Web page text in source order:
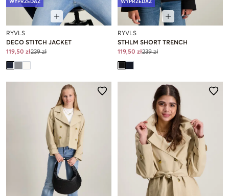
WYPRZEDAŻ
RYVLS
DECO STITCH JACKET
119,50 zł239 zł
WYPRZEDAŻ
RYVLS
STHLM SHORT TRENCH
119,50 zł239 zł